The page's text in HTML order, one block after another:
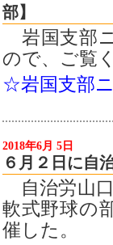
部】
岩国支部
ので、ご覧
☆岩国支部
2018年6月 5日
６月２日に自
自治労山
軟式野球の
催した。